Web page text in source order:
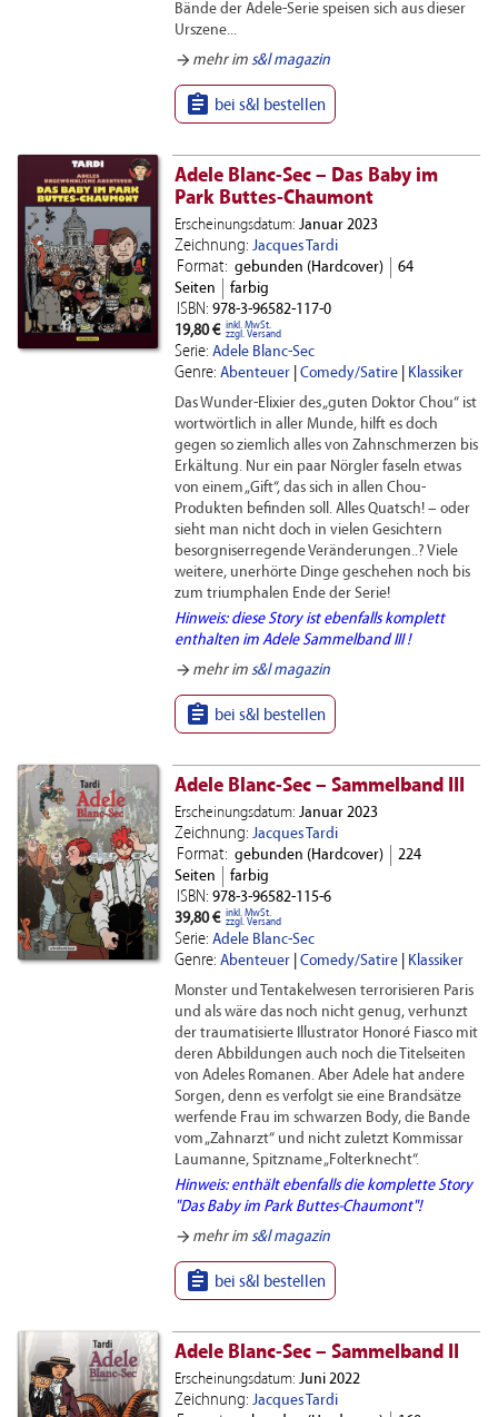
Bände der Adele-Serie speisen sich aus dieser
Urszene...
arrow_forward mehr im s&l magazin
 bei s&l bestellen
Adele Blanc-Sec – Das Baby im
Park Buttes-Chaumont
Erscheinungsdatum: Januar 2023
Zeichnung: Jacques Tardi
Format: gebunden (Hardcover)
64
Seiten
farbig
ISBN: 978-3-96582-117-0
19,80 € inkl. MwSt.
zzgl. Versand
Serie: Adele Blanc-Sec
Genre: Abenteuer| Comedy/Satire| Klassiker
Das Wunder-Elixier des „guten Doktor Chou“ ist
wortwörtlich in aller Munde, hilft es doch
gegen so ziemlich alles von Zahnschmerzen bis
Erkältung. Nur ein paar Nörgler faseln etwas
von einem „Gift“, das sich in allen Chou-
Produkten befinden soll. Alles Quatsch! – oder
sieht man nicht doch in vielen Gesichtern
besorgniserregende Veränderungen..? Viele
weitere, unerhörte Dinge geschehen noch bis
zum triumphalen Ende der Serie!
Hinweis: diese Story ist ebenfalls komplett
enthalten im Adele Sammelband III !
arrow_forward mehr im s&l magazin
 bei s&l bestellen
Adele Blanc-Sec – Sammelband III
Erscheinungsdatum: Januar 2023
Zeichnung: Jacques Tardi
Format: gebunden (Hardcover)
224
Seiten
farbig
ISBN: 978-3-96582-115-6
39,80 € inkl. MwSt.
zzgl. Versand
Serie: Adele Blanc-Sec
Genre: Abenteuer| Comedy/Satire| Klassiker
Monster und Tentakelwesen terrorisieren Paris
und als wäre das noch nicht genug, verhunzt
der traumatisierte Illustrator Honoré Fiasco mit
deren Abbildungen auch noch die Titelseiten
von Adeles Romanen. Aber Adele hat andere
Sorgen, denn es verfolgt sie eine Brandsätze
werfende Frau im schwarzen Body, die Bande
vom „Zahnarzt“ und nicht zuletzt Kommissar
Laumanne, Spitzname „Folterknecht“.
Hinweis: enthält ebenfalls die komplette Story
"Das Baby im Park Buttes-Chaumont"!
arrow_forward mehr im s&l magazin
 bei s&l bestellen
Adele Blanc-Sec – Sammelband II
Erscheinungsdatum: Juni 2022
Zeichnung: Jacques Tardi